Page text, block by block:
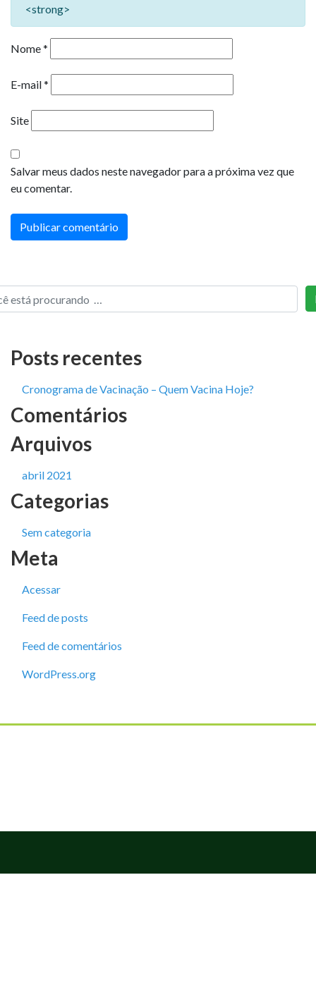
<strong>
Nome*
E-mail*
Site
Salvar meus dados neste navegador para a próxima vez que
eu comentar.
Posts recentes
Cronograma de Vacinação – Quem Vacina Hoje?
Comentários
Arquivos
abril 2021
Categorias
Sem categoria
Meta
Acessar
Feed de posts
Feed de comentários
WordPress.org